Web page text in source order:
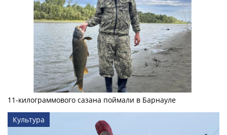
11-килограммового сазана поймали в Барнауле
Культура